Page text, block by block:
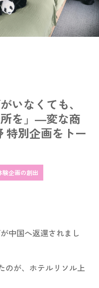
いなくても、
を」―変な商
特別企画をトー
験企画の創出
中国へ返還されまし
のが、ホテルリソル上